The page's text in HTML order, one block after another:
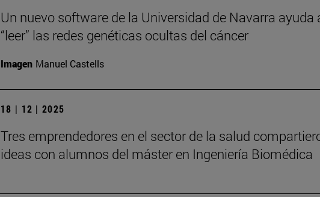
Un nuevo software de la Universidad de Navarra ayuda
“leer” las redes genéticas ocultas del cáncer
Imagen Manuel Castells
18 | 12 | 2025
Tres emprendedores en el sector de la salud
ideas con alumnos del máster en Ingeniería Biomédica